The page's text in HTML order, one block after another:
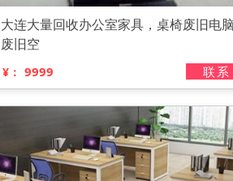
大连大量回收办公室家具，桌椅废旧电脑
废旧空
¥： 9999 联系